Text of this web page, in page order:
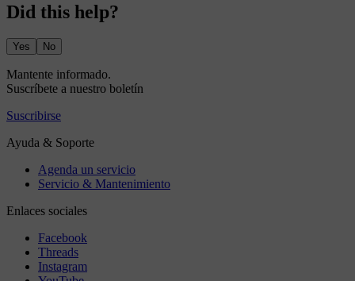
Did this help?
Yes No